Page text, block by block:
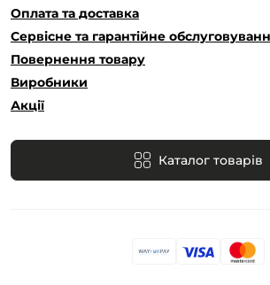
Оплата та доставка
Сервісне та гарантійне
Повернення товару
Виробники
Акції
Каталог товарів